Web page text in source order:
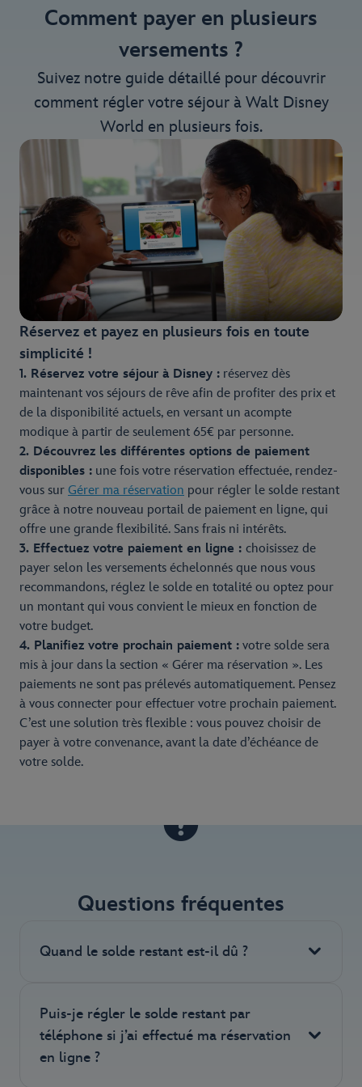
Comment payer en plusieurs
versements ?
Suivez notre guide détaillé pour découvrir
comment régler votre séjour à Walt Disney
World en plusieurs fois.
Réservez et payez en plusieurs fois en toute
simplicité !
1. Réservez votre séjour à Disney : réservez dès
maintenant vos séjours de rêve afin de profiter des prix et
de la disponibilité actuels, en versant un acompte
modique à partir de seulement 65€ par personne.
2. Découvrez les différentes options de paiement
disponibles : une fois votre réservation effectuée, rendez-
vous sur Gérer ma réservation pour régler le solde restant
grâce à notre nouveau portail de paiement en ligne, qui
offre une grande flexibilité. Sans frais ni intérêts.
3. Effectuez votre paiement en ligne : choisissez de
payer selon les versements échelonnés que nous vous
recommandons, réglez le solde en totalité ou optez pour
un montant qui vous convient le mieux en fonction de
votre budget.
4. Planifiez votre prochain paiement : votre solde sera
mis à jour dans la section « Gérer ma réservation ». Les
paiements ne sont pas prélevés automatiquement. Pensez
à vous connecter pour effectuer votre prochain paiement.
C’est une solution très flexible : vous pouvez choisir de
payer à votre convenance, avant la date d’échéance de
votre solde.
Questions fréquentes
Quand le solde restant est-il dû ?
Pour les réservations de forfaits incluant
l’hébergement et les billets, le paiement intégral
est exigé huit semaines avant la date de départ.
Cependant, si votre séjour a lieu dans les huit
Puis-je régler le solde restant par
téléphone si j’ai effectué ma réservation
en ligne ?